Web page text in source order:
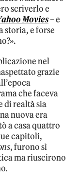
scriverlo e
Movies– e
storia, e forse
nel
grazie
che faceva
di realtà sia
nuova era
a casa quattro
capitoli,
, furono sì
ma riuscirono